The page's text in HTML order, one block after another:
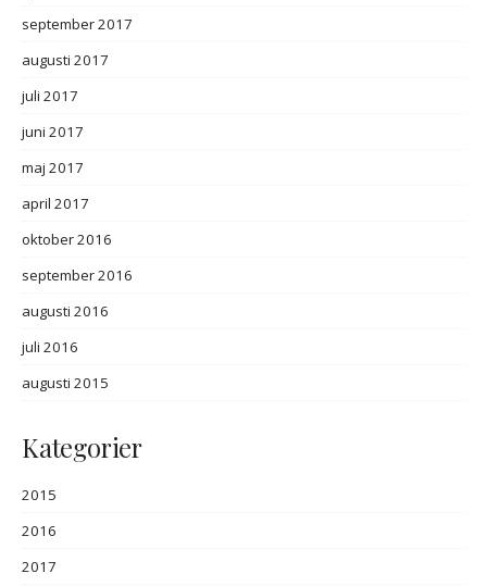
september 2017
augusti 2017
juli 2017
juni 2017
maj 2017
april 2017
oktober 2016
september 2016
augusti 2016
juli 2016
augusti 2015
Kategorier
2015
2016
2017